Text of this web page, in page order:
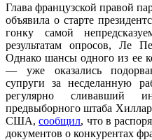
Глава французской правой
объявила о старте
гонку самой
результатам опросов, Ле
Однако шансы одного из ее
— уже оказались
супруги за несделанную
регулярно сливавший
предвыборного штаба
США,сообщил, что в
документов о конкурентах